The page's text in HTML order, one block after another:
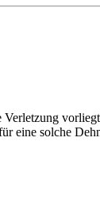
eine solche